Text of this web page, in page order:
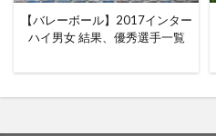
【バレーボール】2017インター
ハイ男女 結果、優秀選手一覧